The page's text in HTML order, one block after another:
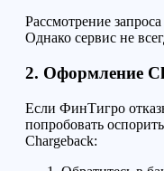
Рассмотрение
Однако сервис не
2. Оформление
Если ФинТигро
попробовать
Chargeback: